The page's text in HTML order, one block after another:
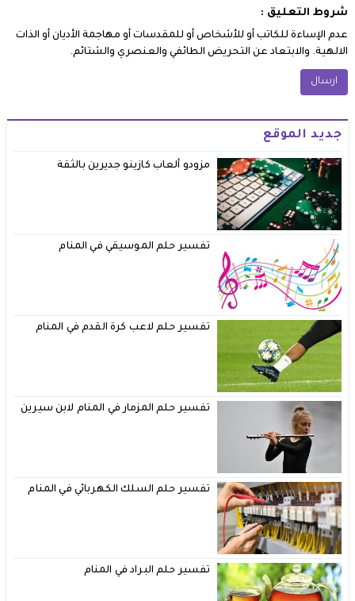
شروط التعليق :
عدم الإساءة للكاتب أو للأشخاص أو للمقدسات أو مهاجمة الأديان أو الذات
الالهية. والابتعاد عن التحريض الطائفي والعنصري والشتائم.
جديد الموقع
مزودو ألعاب كازينو جديرين بالثقة
تفسير حلم الموسيقي في المنام
تفسير حلم لاعب كرة القدم في المنام
تفسير حلم المزمار في المنام لابن سيرين
تفسير حلم السلك الكهربائي في المنام
تفسير حلم البراد في المنام